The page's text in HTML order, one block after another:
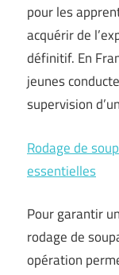
pour les
acquérir de
définitif. En
jeunes
supervision
Rodage de
essentielles
Pour garantir
rodage de
opération